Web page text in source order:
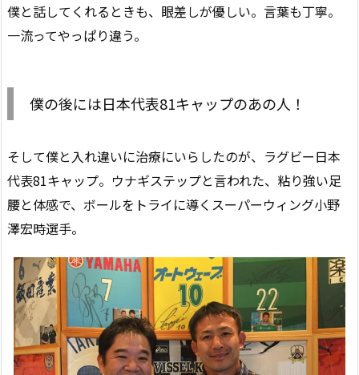
僕と話してくれるときも、眼差しが優しい。言葉も丁寧。
一流ってやっぱり違う。
僕の後には日本代表81キャップのあの人！
そして僕と入れ違いに治療にいらしたのが、ラグビー日本
代表81キャップ。ウナギステップと言われた、粘り強い足
腰と体感で、ボールをトライに導くスーパーウィング小野
澤宏時選手。